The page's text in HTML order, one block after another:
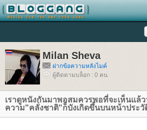
Milan Sheva
ฝากข้อความหลังไมค์
ผู้ติดตามบล็อก : 0 คน
เราดูหนังกันมาพอสมควรพอที่จะเห็นแล้ว
ความ"คลั่งชาติ"ก็บังเกิดขึ้นบนหน้าประวั